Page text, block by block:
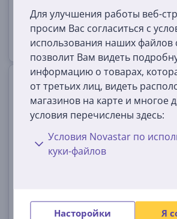
Для улучшения работы веб-
просим Вас согласиться с
использования наших файлов
позволит Вам видеть
информацию о товарах,
от третьих лиц, видеть
магазинов на карте и многое
условия перечислены здесь:
Условия Novastar по
куки-файлов
Насторойки Я
Rode
PSM1
На складе